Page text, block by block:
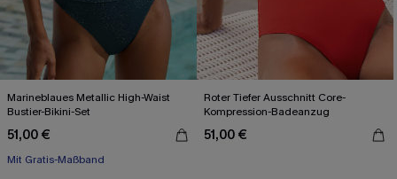
Marineblaues Metallic High-Waist
Bustier-Bikini-Set
51,00 €
Mit Gratis-Maßband
High waist
Roter Tiefer Ausschnitt Core-
Kompression-Badeanzug
51,00 €